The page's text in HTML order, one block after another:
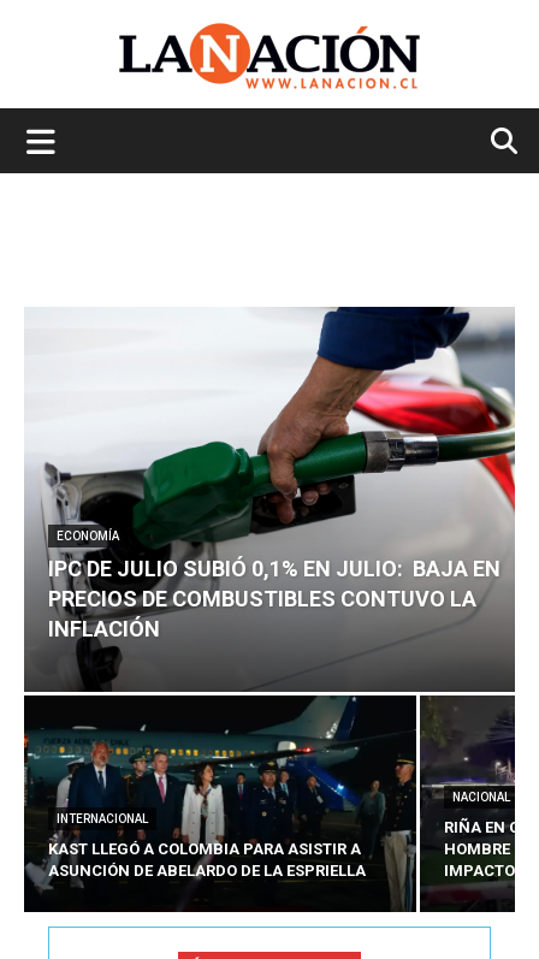
ECONOMÍA
IPC DE JULIO SUBIÓ 0,1% EN JULIO: BAJA EN
PRECIOS DE COMBUSTIBLES CONTUVO LA
INFLACIÓN
INTERNACIONAL
KAST LLEGÓ A COLOMBIA PARA ASISTIR A
ASUNCIÓN DE ABELARDO DE LA ESPRIELLA
NACIONAL
RIÑA EN
HOMBRE
IMPACTOS